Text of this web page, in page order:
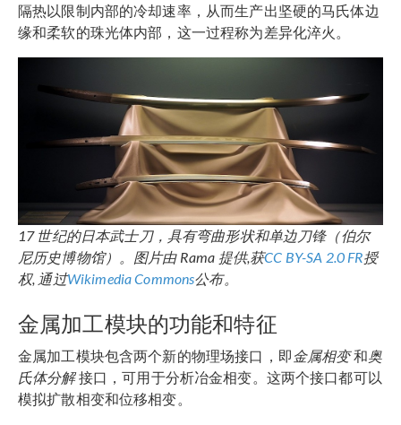
隔热以限制内部的冷却速率，从而生产出坚硬的马氏体边
缘和柔软的珠光体内部，这一过程称为差异化淬火。
17 世纪的日本武士刀，具有弯曲形状和单边刀锋（伯尔
尼历史博物馆）。图片由 Rama 提供,获CC BY-SA 2.0 FR授
权, 通过Wikimedia Commons公布。
金属加工模块的功能和特征
金属加工模块包含两个新的物理场接口，即 金属相变和奥
氏体分解接口，可用于分析冶金相变。这两个接口都可以
模拟扩散相变和位移相变。